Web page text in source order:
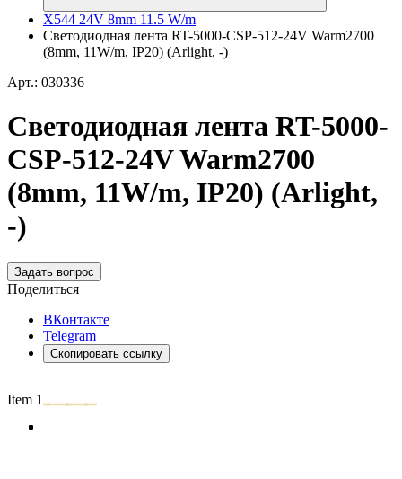
X544 24V 8mm 11.5 W/m
Светодиодная лента RT-5000-CSP-512-24V Warm2700
(8mm, 11W/m, IP20) (Arlight, -)
Арт.: 030336
Светодиодная лента RT-5000-
CSP-512-24V Warm2700
(8mm, 11W/m, IP20) (Arlight,
-)
Задать вопрос
Поделиться
ВКонтакте
Telegram
Скопировать ссылку
Item 1 of 5